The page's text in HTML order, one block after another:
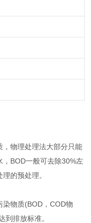
，物理处理法大部分只能
，BOD一般可去除30%左
的预处理。
染物质(BOD，COD物
到排放标准。